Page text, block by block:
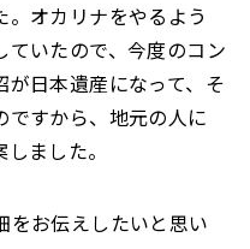
オカリナをやるよう
ていたので、今度のコン
日本遺産になって、そ
ですから、地元の人に
ました。
お伝えしたいと思い